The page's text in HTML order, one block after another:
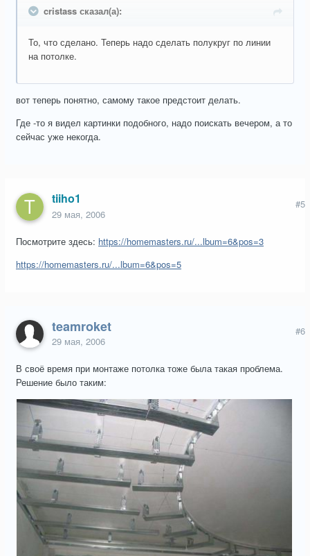
cristass сказал(а):
То, что сделано. Теперь надо сделать полукруг по линии
на потолке.
вот теперь понятно, самому такое предстоит делать.
Где -то я видел картинки подобного, надо поискать вечером, а то
сейчас уже некогда.
tiiho1
29 мая, 2006
#5
Посмотрите здесь: https://homemasters.ru/...lbum=6&pos=3
https://homemasters.ru/...lbum=6&pos=5
teamroket
29 мая, 2006
#6
В своё время при монтаже потолка тоже была такая проблема.
Решение было таким: